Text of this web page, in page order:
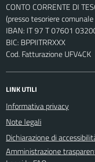
CONTO CORRENTE DI
(presso tesoriere
IBAN: IT 97 T 07601
BIC: BPPIITRRXXX
Cod. Fatturazione UFV4CK
LINK UTILI
Informativa privacy
Note legali
Dichiarazione di
Amministrazione